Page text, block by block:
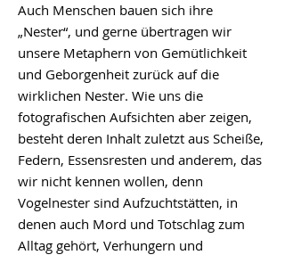
Auch Menschen bauen sich ihre
„Nester“, und gerne übertragen wir
unsere Metaphern von Gemütlichkeit
und Geborgenheit zurück auf die
wirklichen Nester. Wie uns die
fotografischen Aufsichten aber zeigen,
besteht deren Inhalt zuletzt aus Scheiße,
Federn, Essensresten und anderem, das
wir nicht kennen wollen, denn
Vogelnester sind Aufzuchtstätten, in
denen auch Mord und Totschlag zum
Alltag gehört, Verhungern und